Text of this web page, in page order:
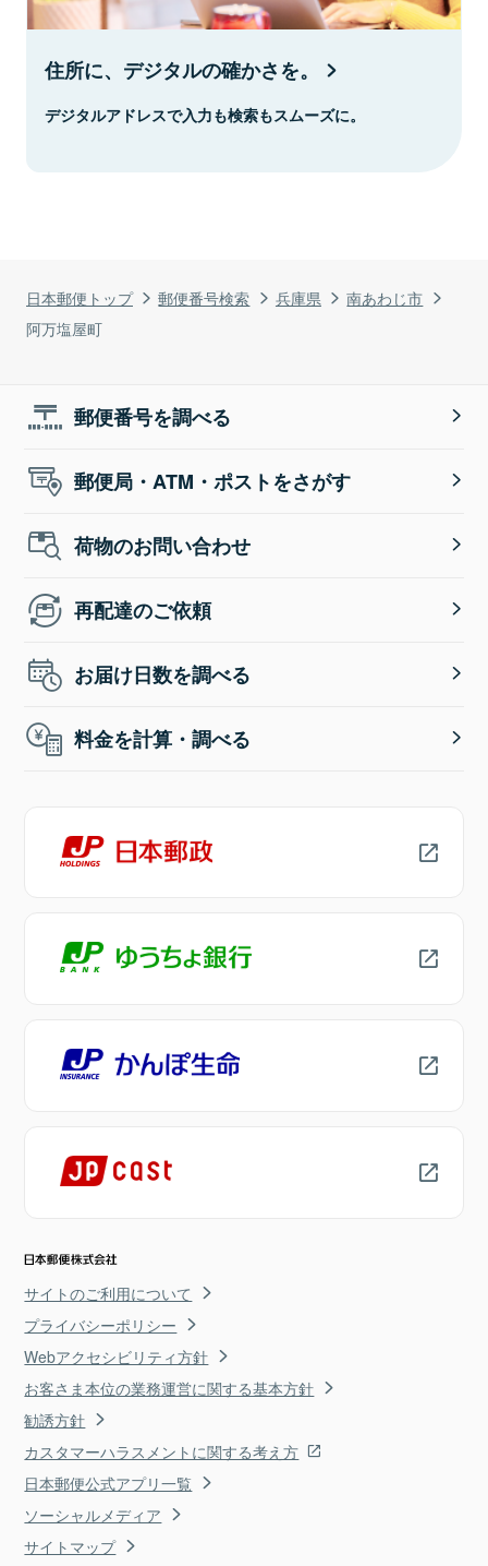
日本郵便トップ 郵便番号検索 兵庫県
南あわじ市
阿万塩屋町
住所に、デジタルの確かさを。
デジタルアドレスで入力も検索もスムーズに。
郵便番号を調べる
郵便局・ATM・ポストをさがす
荷物のお問い合わせ
再配達のご依頼
お届け日数を調べる
料金を計算・調べる
サイトのご利用について
プライバシーポリシー
Webアクセシビリティ方針
お客さま本位の業務運営に関する基本方針
勧誘方針
カスタマーハラスメントに関する考え方
日本郵便公式アプリ一覧
ソーシャルメディア
サイトマップ